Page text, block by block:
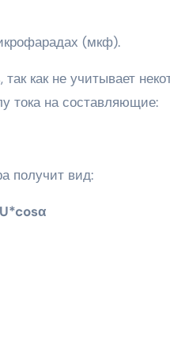
(мкф).
как не учитывает
тока на составляющие:
получит вид: